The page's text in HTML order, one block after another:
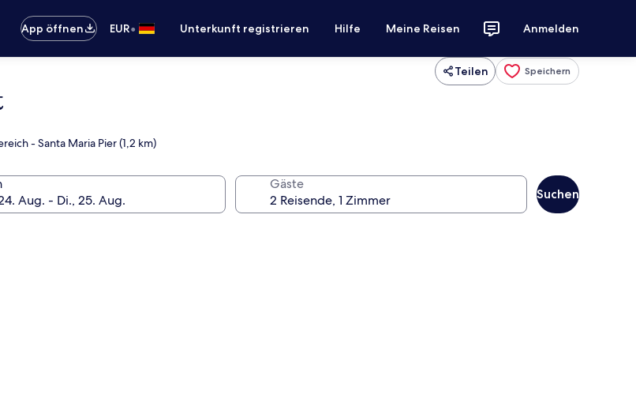
App öffnen
EUR• Unterkunft registrieren Hilfe Meine Reisen Anmelden
Teilen Speichern
- Santa Maria Pier (1,2 km)
Gäste
Suchen